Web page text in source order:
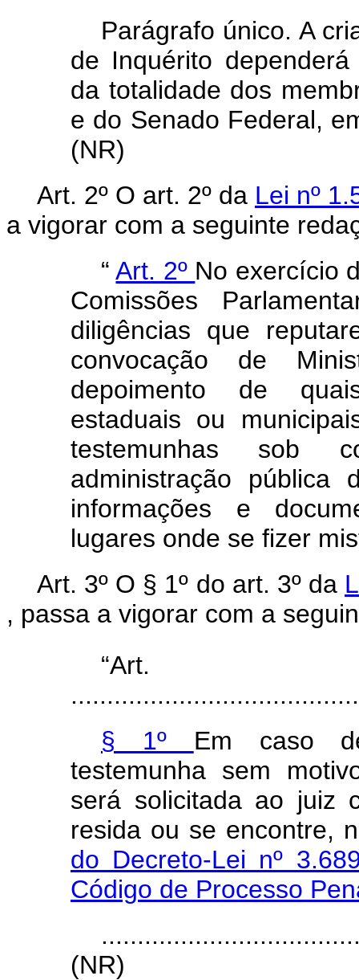
Parágrafo único. A
de Inquérito
da totalidade dos
e do Senado Federal,
(NR)
Art. 2º O art. 2º da Lei nº
a vigorar com a seguinte
“Art. 2º No exercício
Comissões
diligências que
convocação de
depoimento de
estaduais ou
testemunhas sob
administração pública
informações e
lugares onde se fizer
Art. 3º O § 1º do art. 3º da
, passa a vigorar com a
§ 1º Em caso
testemunha sem
será solicitada ao juiz
resida ou se encontre,
do Decreto-Lei nº
Código de Processo
(NR)